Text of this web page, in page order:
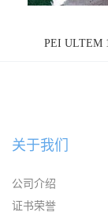
PEI ULTEM
关于我们
公司介绍
证书荣誉